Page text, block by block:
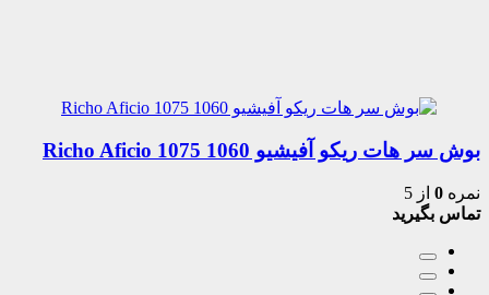
بوش سر هات ریکو آفیشیو 1060 1075 Richo Aficio
نمره 0 از 5
تماس بگیرید